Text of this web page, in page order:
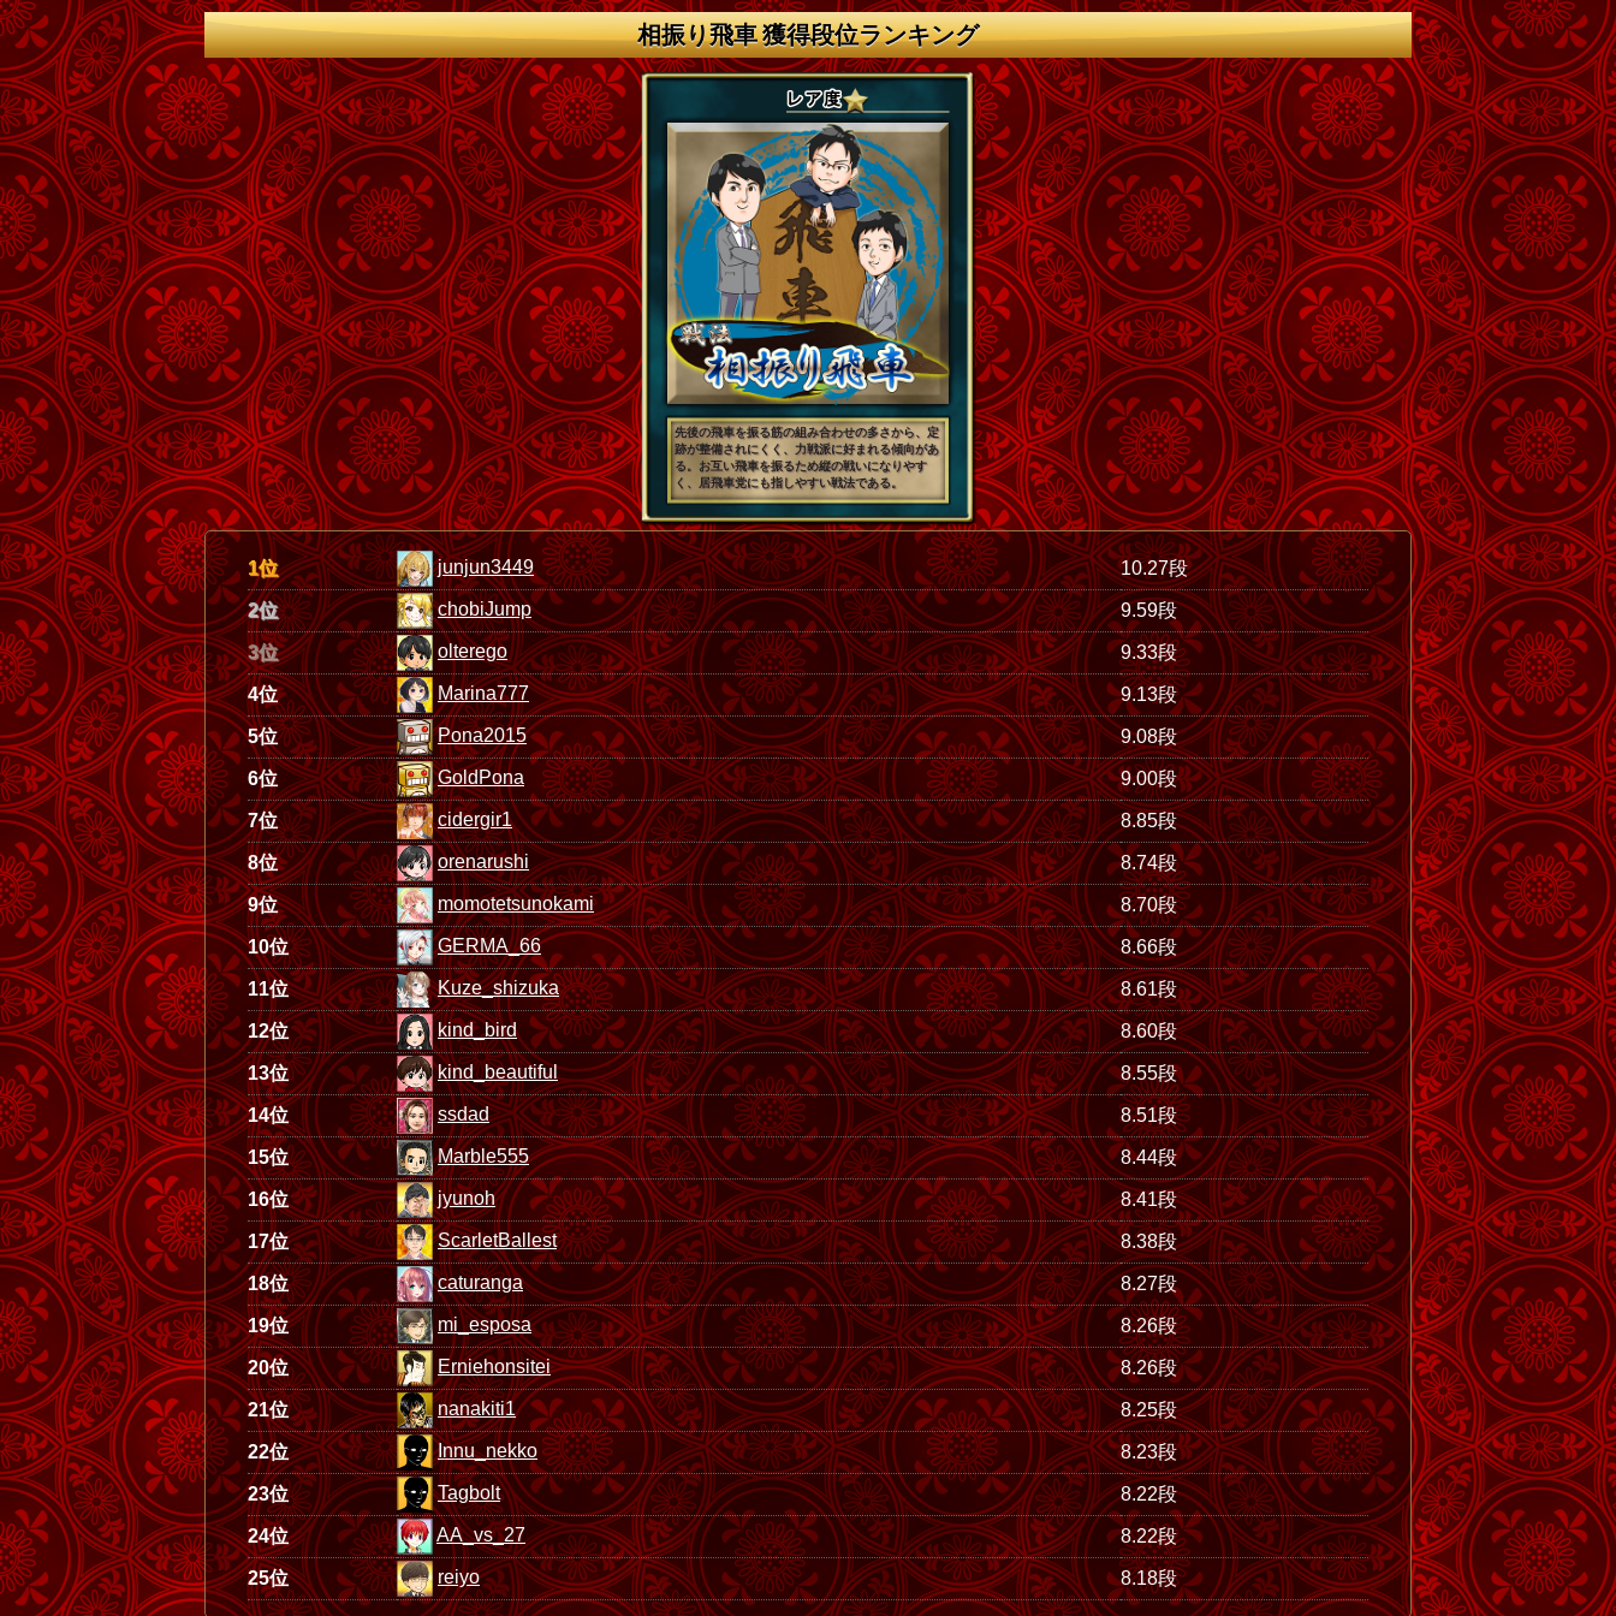
相振り飛車 獲得段位ランキング
先後の飛車を振る筋の組み合わせの多さから、定
跡が整備されにくく、力戦派に好まれる傾向があ
る。お互い飛車を振るため縦の戦いになりやす
く、居飛車党にも指しやすい戦法である。
1位 junjun3449 10.27段
2位 chobiJump 9.59段
3位 olterego 9.33段
4位 Marina777 9.13段
5位 Pona2015 9.08段
6位 GoldPona 9.00段
7位 cidergir1 8.85段
8位 orenarushi 8.74段
9位 momotetsunokami 8.70段
10位 GERMA_66 8.66段
11位 Kuze_shizuka 8.61段
12位 kind_bird 8.60段
13位 kind_beautiful 8.55段
14位 ssdad 8.51段
15位 Marble555 8.44段
16位 jyunoh 8.41段
17位 ScarletBallest 8.38段
18位 caturanga 8.27段
19位 mi_esposa 8.26段
20位 Erniehonsitei 8.26段
21位 nanakiti1 8.25段
22位 Innu_nekko 8.23段
23位 Tagbolt 8.22段
24位 AA_vs_27 8.22段
25位 reiyo 8.18段